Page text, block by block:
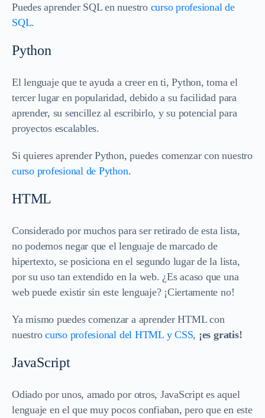
Puedes aprender SQL en nuestro curso profesional de
SQL.
Python
El lenguaje que te ayuda a creer en ti, Python, toma el
tercer lugar en popularidad, debido a su facilidad para
aprender, su sencillez al escribirlo, y su potencial para
proyectos escalables.
Si quieres aprender Python, puedes comenzar con nuestro
curso profesional de Python.
HTML
Considerado por muchos para ser retirado de esta lista,
no podemos negar que el lenguaje de marcado de
hipertexto, se posiciona en el segundo lugar de la lista,
por su uso tan extendido en la web. ¿Es acaso que una
web puede existir sin este lenguaje? ¡Ciertamente no!
Ya mismo puedes comenzar a aprender HTML con
nuestrocurso profesional del HTML y CSS, ¡es gratis!
JavaScript
Odiado por unos, amado por otros, JavaScript es aquel
lenguaje en el que muy pocos confiaban, pero que en este